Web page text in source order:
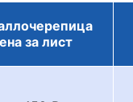
за лист